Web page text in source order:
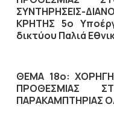
ΣΥΝΤΗΡΗΣΕΙΣ-
ΚΡΗΤΗΣ 5ο
δικτύου Παλιά
ΘΕΜΑ 18ο:
ΠΡΟΘΕΣΜΙΑΣ
ΠΑΡΑΚΑΜΠΤΗΡΙΑΣ